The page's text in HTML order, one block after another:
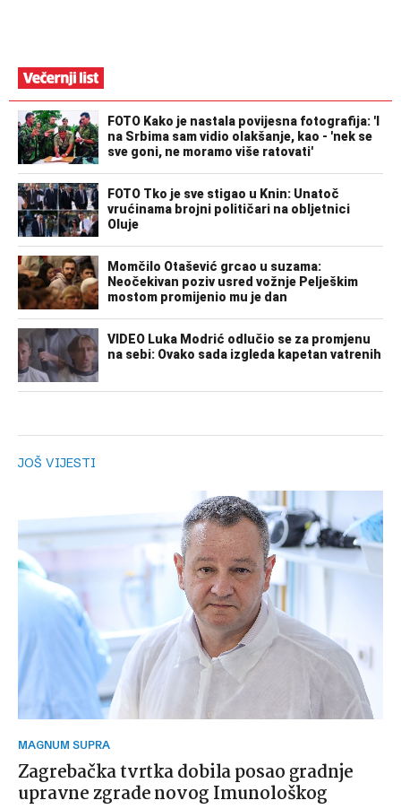
JOŠ VIJESTI
MAGNUM SUPRA
Zagrebačka tvrtka dobila posao gradnje
upravne zgrade novog Imunološkog